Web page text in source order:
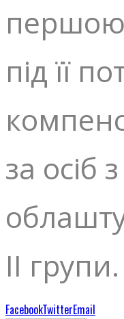
першою
під її
за осіб
ІІ групи.
FacebookTwitterEmail